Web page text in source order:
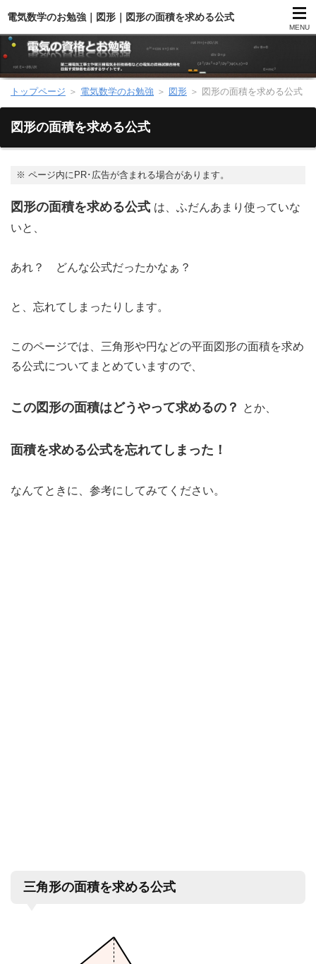
電気数学のお勉強｜図形｜図形の面積を求める公式
MENU
第二種電気工事士（総合）
第二種電気工事士（学科試験）
第二種電気工事士（技能試験）
電気主任技術者（電験）
トップページ ＞ 電気数学のお勉強 ＞ 図形 ＞ 図形の面積を求める公式
図形の面積を求める公式
※ ページ内にPR･広告が含まれる場合があります。
図形の面積を求める公式 は、ふだんあまり使っていな
いと、
あれ？ どんな公式だったかなぁ？
と、忘れてしまったりします。
このページでは、三角形や円などの平面図形の面積を求め
る公式についてまとめていますので、
この図形の面積はどうやって求めるの？ とか、
面積を求める公式を忘れてしまった！
なんてときに、参考にしてみてください。
三角形の面積を求める公式